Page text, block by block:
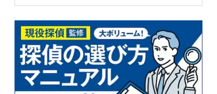
す。
その結果、98% (2023年度) という非常に高い満足度をいただくこと
ができました。
これからも、お客様が「そよかぜ」 のような穏やかな日常をとりもど
せるように、誠実に調査いたします。
そよかぜ探偵事務所に、どうぞお気軽にご相談ください。
方におすすめです。
間延長以外一切なし！
イドで提案します。
調査機材 調査で使用するカメラ数：平均１６台～２２台
（他社平均の約8倍！)
調査バッテリー総容量 ９００W前後（他社
平均の約6倍！)
毎年最新機材を購入しています。
続きを読む